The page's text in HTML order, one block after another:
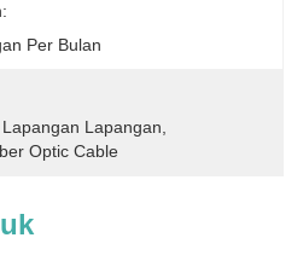
Per Bulan
Lapangan
Optic Cable